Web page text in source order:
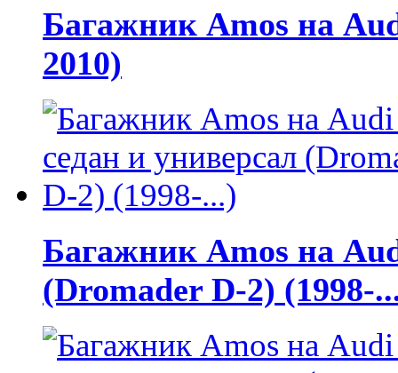
Багажник Amos на
2010)
Багажник Amos на
(Dromader D-2) (1998-